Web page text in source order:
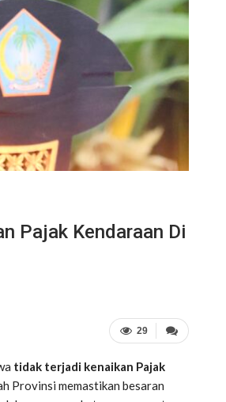
Pajak Kendaraan Di
29
tidak terjadi kenaikan Pajak
Provinsi memastikan besaran